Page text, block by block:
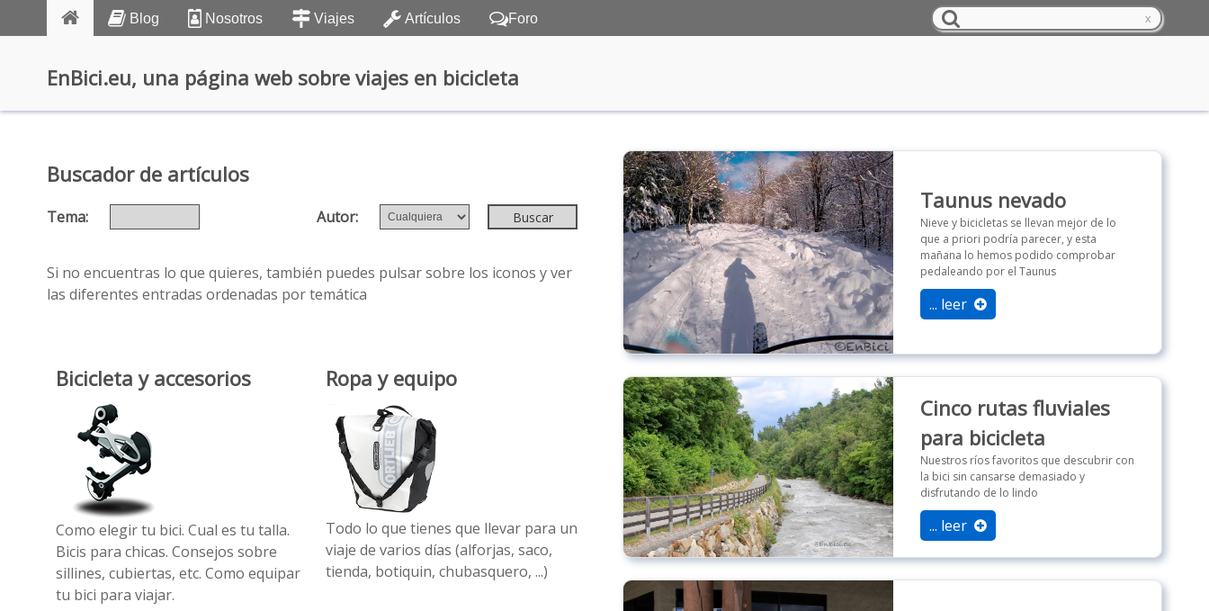
Blog Nosotros Viajes Artículos Foro
EnBici.eu, una página web sobre viajes en bicicleta
Buscador de artículos
Tema: Autor:
Si no encuentras lo que quieres, también puedes pulsar sobre los iconos y ver
las diferentes entradas ordenadas por temática
Bicicleta y accesorios
Como elegir tu bici. Cual es tu talla.
Bicis para chicas. Consejos sobre
sillines, cubiertas, etc. Como equipar
tu bici para viajar.
Ropa y equipo
Todo lo que tienes que llevar para un
viaje de varios días (alforjas, saco,
tienda, botiquin, chubasquero, ...)
Taunus nevado
Nieve y bicicletas se llevan mejor de lo
que a priori podría parecer, y esta
mañana lo hemos podido comprobar
pedaleando por el Taunus
... leer
Cinco rutas fluviales
para bicicleta
Nuestros ríos favoritos que descubrir con
la bici sin cansarse demasiado y
disfrutando de lo lindo
... leer